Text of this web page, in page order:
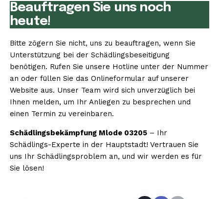
Beauftragen Sie uns noch
heute!
Bitte zögern Sie nicht, uns zu beauftragen, wenn Sie
Unterstützung bei der Schädlingsbeseitigung
benötigen. Rufen Sie unsere Hotline unter der Nummer
an oder füllen Sie das Onlineformular auf unserer
Website aus. Unser Team wird sich unverzüglich bei
Ihnen melden, um Ihr Anliegen zu besprechen und
einen Termin zu vereinbaren.
Schädlingsbekämpfung Mlode 03205 – Ihr
Schädlings-Experte in der Hauptstadt! Vertrauen Sie
uns Ihr Schädlingsproblem an, und wir werden es für
Sie lösen!